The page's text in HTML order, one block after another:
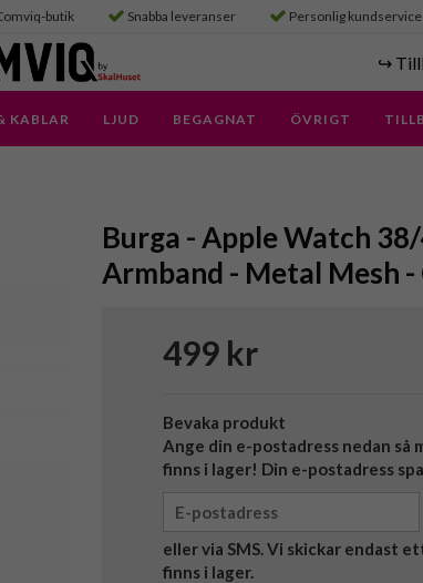
butik Snabba leveranser Personlig kundservice
↪️
KABLAR LJUD BEGAGNAT ÖVRIGT
Burga - Apple Watch
Armband - Metal Mesh -
499 kr
Bevaka produkt
Ange din e-postadress nedan så
finns i lager! Din e-postadress
eller via SMS. Vi skickar endast
finns i lager.